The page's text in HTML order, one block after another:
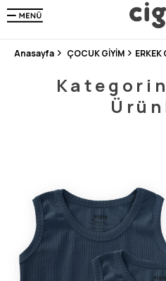
250.000'DEN FAZLA DEĞERLENDİRMEDE 5
3 MİLYONDAN FAZLA MUTLU
Anasayfa ÇOCUK GİYİM ERKEK